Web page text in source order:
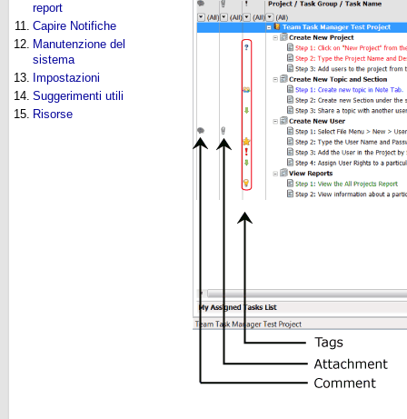
report
11. Capire Notifiche
12. Manutenzione del
sistema
13. Impostazioni
14. Suggerimenti utili
15. Risorse